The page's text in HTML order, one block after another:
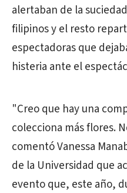
alertaban de la
filipinos y el resto
espectadoras que
histeria ante el
"Creo que hay una
colecciona más flores.
comentó Vanessa
de la Universidad que
evento que, este año,